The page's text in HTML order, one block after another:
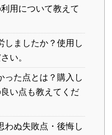
用について教えて
しましたか？使用し
い。
った点とは？購入し
い点も教えてくだ
わぬ失敗点・後悔し